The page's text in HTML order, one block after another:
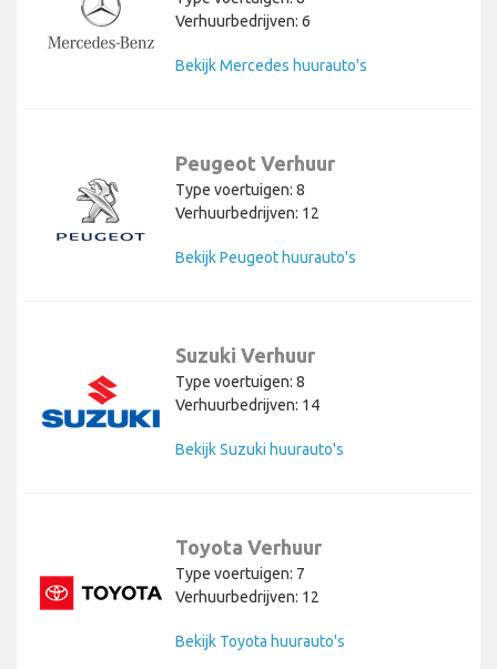
Verhuurbedrijven: 6
Bekijk Mercedes huurauto's
Peugeot Verhuur
Type voertuigen: 8
Verhuurbedrijven: 12
Bekijk Peugeot huurauto's
Suzuki Verhuur
Type voertuigen: 8
Verhuurbedrijven: 14
Bekijk Suzuki huurauto's
Toyota Verhuur
Type voertuigen: 7
Verhuurbedrijven: 12
Bekijk Toyota huurauto's